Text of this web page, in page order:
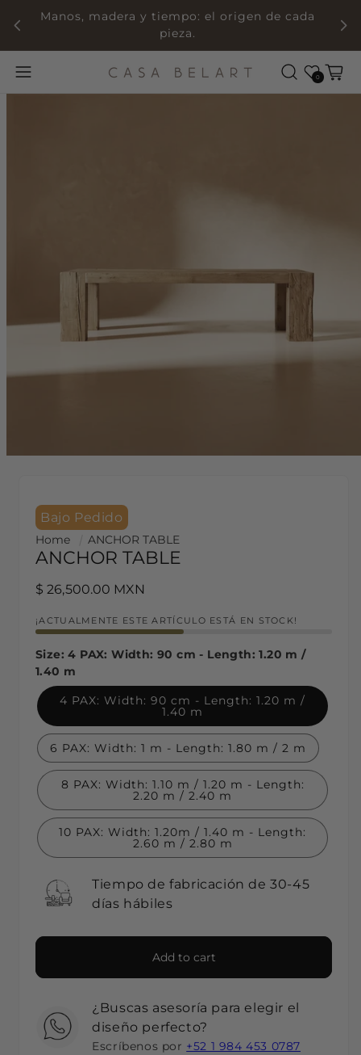
Manos, madera y tiempo: el origen de cada
pieza.
Wishlist
0Cart
Bajo Pedido
Home ANCHOR TABLE
ANCHOR TABLE
Regular price
$ 26,500.00 MXN
¡ACTUALMENTE ESTE ARTÍCULO ESTÁ EN STOCK!
Size:4 PAX: Width: 90 cm - Length: 1.20 m /
1.40 m
4 PAX: Width: 90 cm - Length: 1.20 m /
1.40 m
6 PAX: Width: 1 m - Length: 1.80 m / 2 m
8 PAX: Width: 1.10 m / 1.20 m - Length:
2.20 m / 2.40 m
10 PAX: Width: 1.20m / 1.40 m - Length:
2.60 m / 2.80 m
Tiempo de fabricación de 30-45
días hábiles
Add to cart
¿Buscas asesoría para elegir el
diseño perfecto?
Escríbenos por +52 1 984 453 0787